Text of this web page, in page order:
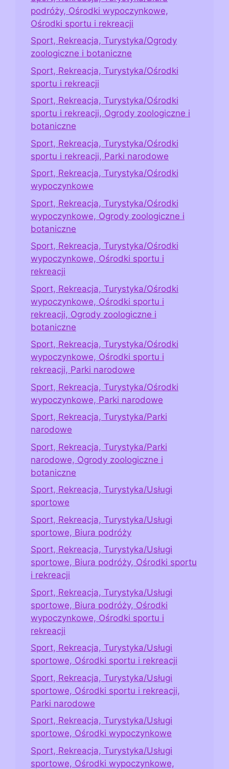
podróży, Ośrodki wypoczynkowe,
Ośrodki sportu i rekreacji
Sport, Rekreacja, Turystyka/Ogrody
zoologiczne i botaniczne
Sport, Rekreacja, Turystyka/Ośrodki
sportu i rekreacji
Sport, Rekreacja, Turystyka/Ośrodki
sportu i rekreacji, Ogrody zoologiczne i
botaniczne
Sport, Rekreacja, Turystyka/Ośrodki
sportu i rekreacji, Parki narodowe
Sport, Rekreacja, Turystyka/Ośrodki
wypoczynkowe
Sport, Rekreacja, Turystyka/Ośrodki
wypoczynkowe, Ogrody zoologiczne i
botaniczne
Sport, Rekreacja, Turystyka/Ośrodki
wypoczynkowe, Ośrodki sportu i
rekreacji
Sport, Rekreacja, Turystyka/Ośrodki
wypoczynkowe, Ośrodki sportu i
rekreacji, Ogrody zoologiczne i
botaniczne
Sport, Rekreacja, Turystyka/Ośrodki
wypoczynkowe, Ośrodki sportu i
rekreacji, Parki narodowe
Sport, Rekreacja, Turystyka/Ośrodki
wypoczynkowe, Parki narodowe
Sport, Rekreacja, Turystyka/Parki
narodowe
Sport, Rekreacja, Turystyka/Parki
narodowe, Ogrody zoologiczne i
botaniczne
Sport, Rekreacja, Turystyka/Usługi
sportowe
Sport, Rekreacja, Turystyka/Usługi
sportowe, Biura podróży
Sport, Rekreacja, Turystyka/Usługi
sportowe, Biura podróży, Ośrodki sportu
i rekreacji
Sport, Rekreacja, Turystyka/Usługi
sportowe, Biura podróży, Ośrodki
wypoczynkowe, Ośrodki sportu i
rekreacji
Sport, Rekreacja, Turystyka/Usługi
sportowe, Ośrodki sportu i rekreacji
Sport, Rekreacja, Turystyka/Usługi
sportowe, Ośrodki sportu i rekreacji,
Parki narodowe
Sport, Rekreacja, Turystyka/Usługi
sportowe, Ośrodki wypoczynkowe
Sport, Rekreacja, Turystyka/Usługi
sportowe, Ośrodki wypoczynkowe,